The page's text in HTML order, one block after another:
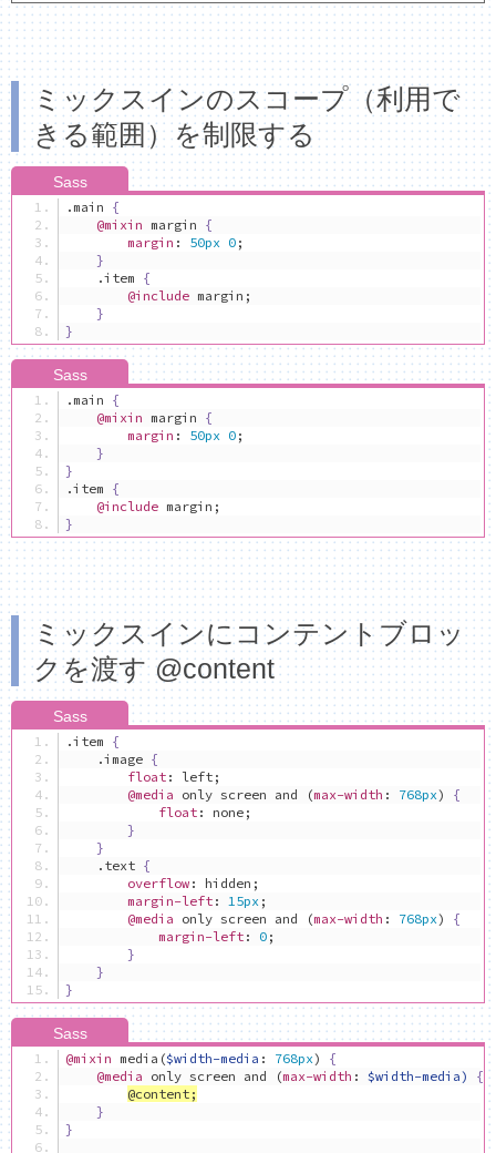
ミックスインのスコープ（利用で
きる範囲）を制限する
. main {
@mixin margin {
margin : 50px 0 ;
}
.item {
@include margin ;
}
}
. main {
@mixin margin {
margin : 50px 0 ;
}
}
.item {
@include margin ;
}
ミックスインにコンテントブロッ
クを渡す @content
.item {
.image {
float : left ;
@media only screen and (max-width : 768px)
{
float : none ;
}
}
. text {
overflow : hidden ;
margin-left : 15px ;
@media only screen and (max-width : 768px)
{
margin-left : 0 ;
}
}
}
@mixin media ($width-media : 768px)
{
@media only screen and (max-width : $width-media)
{
@content ;
}
}